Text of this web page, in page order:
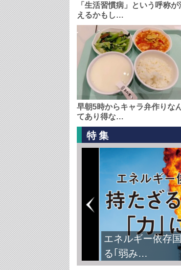
「生活習慣病」という呼称が
えるかもし…
早朝5時からキャラ弁作りな
てあり得な…
特集
エネルギー依存
る｢弱み…